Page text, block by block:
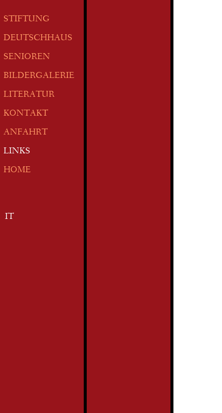
STIFTUNG
DEUTSCHHAUS
SENIOREN
BILDERGALERIE
LITERATUR
KONTAKT
ANFAHRT
LINKS
HOME
IT